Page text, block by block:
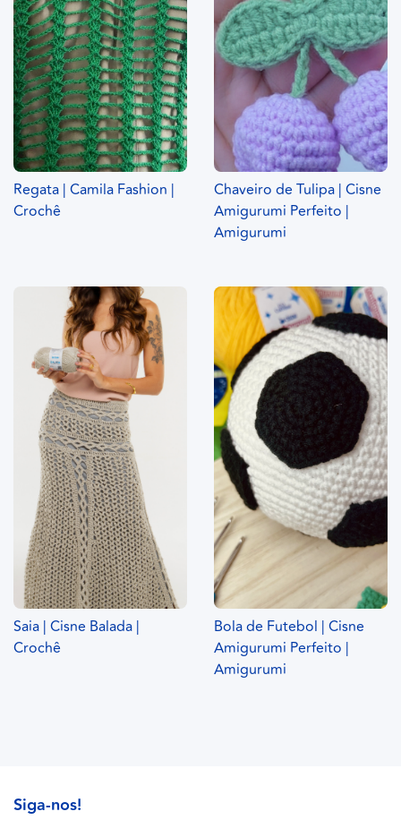
Regata | Camila Fashion |
Crochê
Chaveiro de Tulipa | Cisne
Amigurumi Perfeito |
Amigurumi
Saia | Cisne Balada |
Crochê
Bola de Futebol | Cisne
Amigurumi Perfeito |
Amigurumi
Siga-nos!